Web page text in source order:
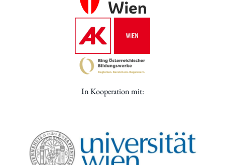
In Kooperation mit: